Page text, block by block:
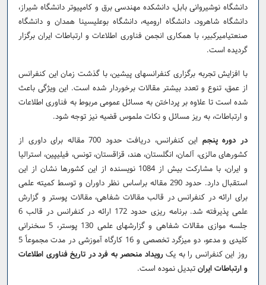
دانشگاه نوشیروانی بابل، دانشکده مهندسی برق و کامپیوتر دانشگاه شیراز،
دانشگاه شاهرود، دانشگاه ارومیه، دانشگاه بوعلی­سینا همدان و دانشگاه
صنعتی­امیرکبیر، با همکاری انجمن فناوری اطلاعات و ارتباطات ایران برگزار
گردیده است.
با افزایش تجربه برگزاری کنفرانس­های پیشین، با گذشت زمان این کنفرانس
از عمق، تنوع و تعدد بیشتر مقالات برخوردار شده است. این ویژگی باعث
شده­ است تا علاوه بر پرداختن به مسائل عمومی مربوط به فناوری اطلاعات
و ارتباطات، به ریز مسائل و نکات ملموس قضیه نیز توجه شود.
در دوره پنجم
این کنفرانس، دریافت حدود 700 مقاله برای داوری از
کشورهای مالزی، آلمان، انگلستان، هند، قزاقستان، تونس، فیلیپین، استرالیا
و ایران، با مشارکت بیش از 1084 نویسنده از این کشورها نشان از این
استقبال دارد. حدود 290 مقاله براساس نظر داوران و توسط کمیته علمی
برای ارائه در کنفرانس در قالب مقالات شفاهی، مقالات پوستر و گزارش
علمی پذیرفته شد. برنامه ­ریزی حدود 172 ارائه در کنفرانس در قالب 6
جلسه موازی مقالات شفاهی و گزارش­های علمی 130 پوستر، 5 سخنرانی
کلیدی و مدعو، دو میزگرد تخصصی و 16 کارگاه آموزشی در مدت مجموعاً 5
روز این کنفرانس را به یک رویداد منحصر به فرد در تاریخ فناوری اطلاعات
و ارتباطات ایرانتبدیل نموده است.